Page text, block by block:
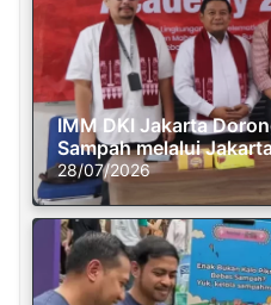
IMM DKI Jakarta
Sampah melalui
28/07/2026